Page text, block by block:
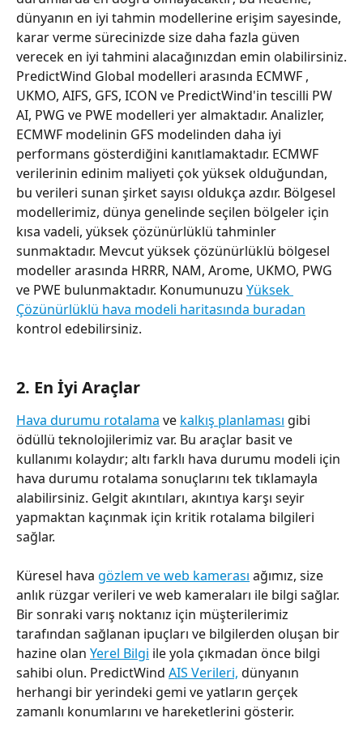
dünyanın en iyi tahmin modellerine erişim sayesinde,
karar verme sürecinizde size daha fazla güven
verecek en iyi tahmini alacağınızdan emin olabilirsiniz.
PredictWind Global modelleri arasında ECMWF ,
UKMO, AIFS, GFS, ICON ve PredictWind'in tescilli PW
AI, PWG ve PWE modelleri yer almaktadır. Analizler,
ECMWF modelinin GFS modelinden daha iyi
performans gösterdiğini kanıtlamaktadır. ECMWF
verilerinin edinim maliyeti çok yüksek olduğundan,
bu verileri sunan şirket sayısı oldukça azdır. Bölgesel
modellerimiz, dünya genelinde seçilen bölgeler için
kısa vadeli, yüksek çözünürlüklü tahminler
sunmaktadır. Mevcut yüksek çözünürlüklü bölgesel
modeller arasında HRRR, NAM, Arome, UKMO, PWG
ve PWE bulunmaktadır. Konumunuzu Yüksek
Çözünürlüklü hava modeli haritasında buradan
kontrol edebilirsiniz.
2. En İyi Araçlar
Hava durumu rotalama ve kalkış planlaması gibi
ödüllü teknolojilerimiz var. Bu araçlar basit ve
kullanımı kolaydır; altı farklı hava durumu modeli için
hava durumu rotalama sonuçlarını tek tıklamayla
alabilirsiniz. Gelgit akıntıları, akıntıya karşı seyir
yapmaktan kaçınmak için kritik rotalama bilgileri
sağlar.
Küresel hava gözlem ve web kamerası ağımız, size
anlık rüzgar verileri ve web kameraları ile bilgi sağlar.
Bir sonraki varış noktanız için müşterilerimiz
tarafından sağlanan ipuçları ve bilgilerden oluşan bir
hazine olan Yerel Bilgi ile yola çıkmadan önce bilgi
sahibi olun. PredictWind AIS Verileri, dünyanın
herhangi bir yerindeki gemi ve yatların gerçek
zamanlı konumlarını ve hareketlerini gösterir.